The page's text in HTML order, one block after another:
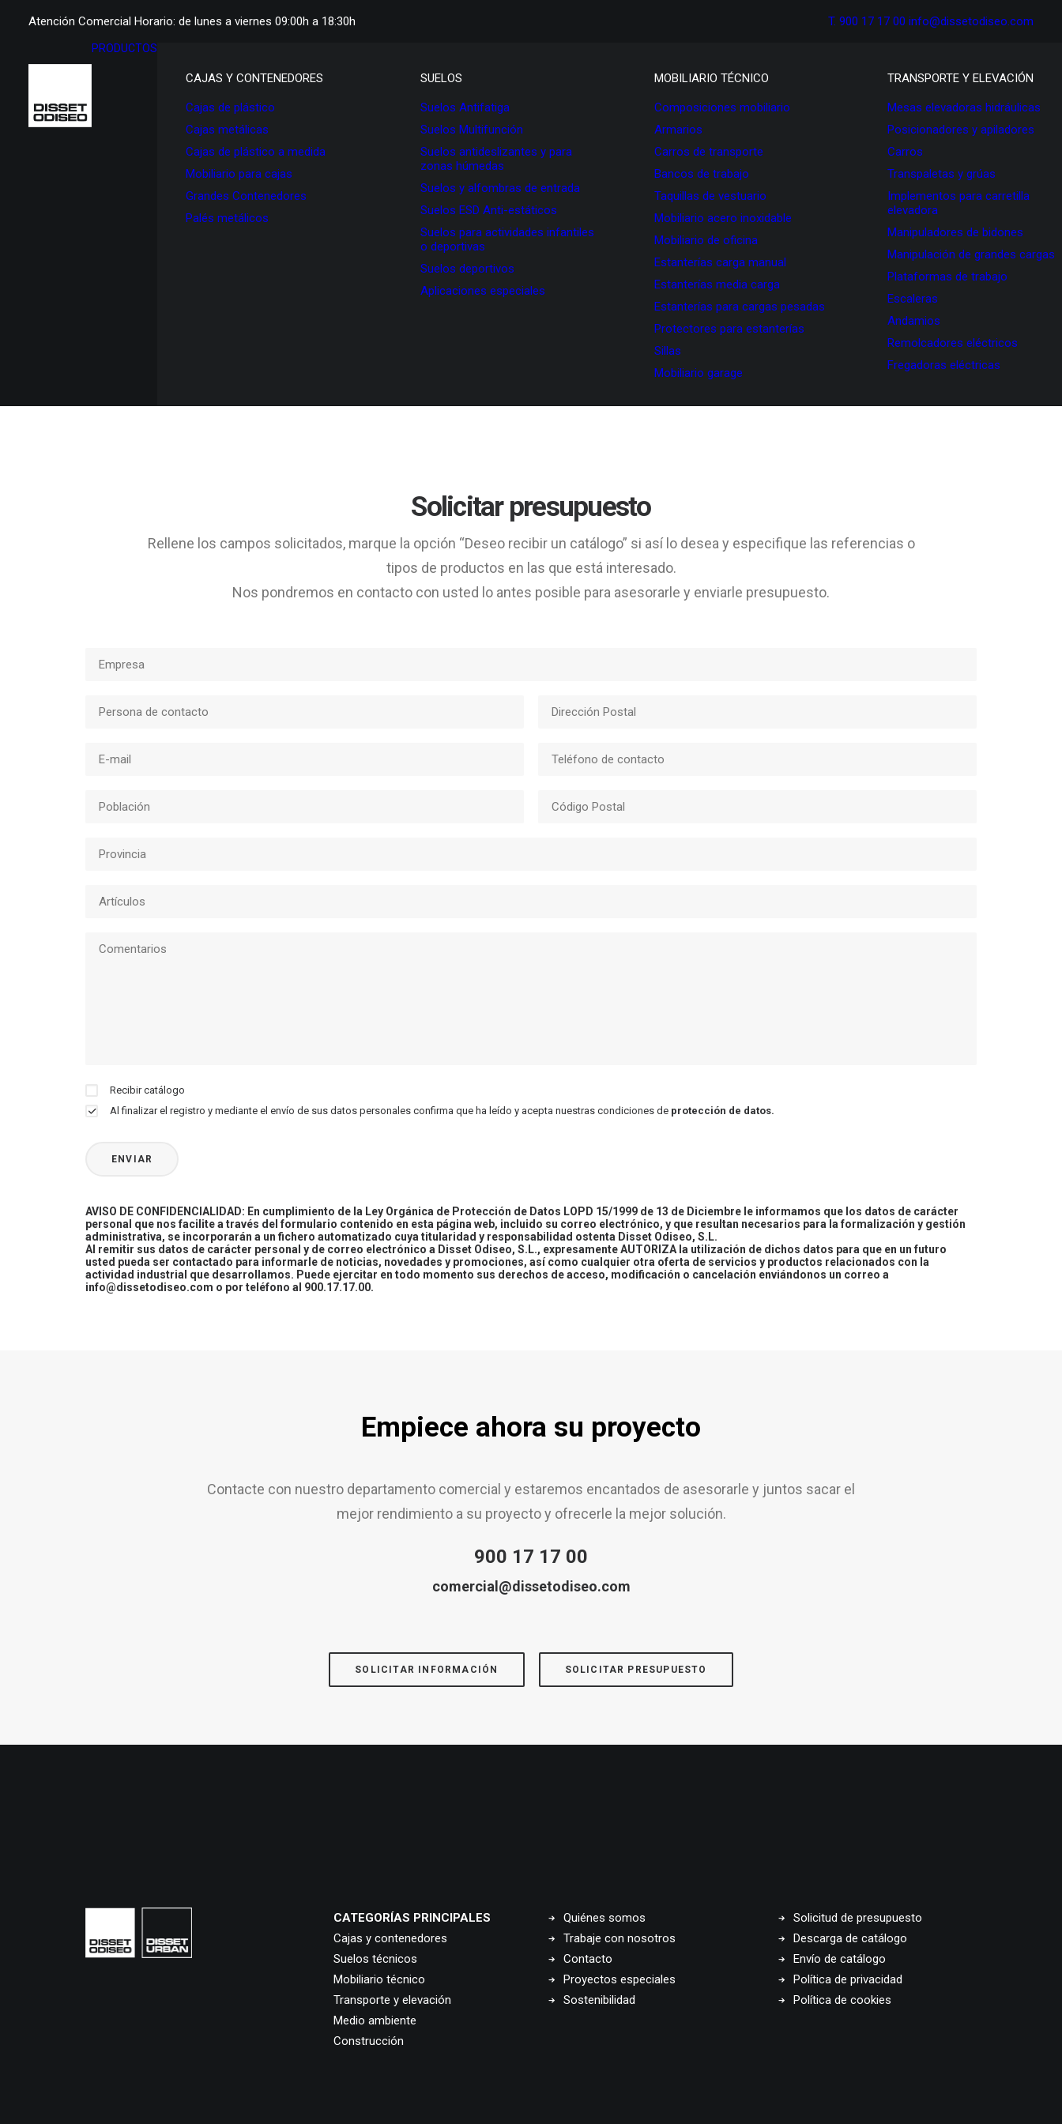
Atención Comercial Horario: de lunes a viernes 09:00h a 18:30h T. 900 17 17 00 info@dissetodiseo.com
PRODUCTOS
CAJAS Y CONTENEDORES
Cajas de plástico
Cajas metálicas
Cajas de plástico a medida
Mobiliario para cajas
Grandes Contenedores
Palés metálicos
SUELOS
Suelos Antifatiga
Suelos Multifunción
Suelos antideslizantes y para
zonas húmedas
Suelos y alfombras de entrada
Suelos ESD Anti-estáticos
Suelos para actividades infantiles
o deportivas
Suelos deportivos
Aplicaciones especiales
MOBILIARIO TÉCNICO
Composiciones mobiliario
Armarios
Carros de transporte
Bancos de trabajo
Taquillas de vestuario
Mobiliario acero inoxidable
Mobiliario de oficina
Estanterías carga manual
Estanterías media carga
Estanterías para cargas pesadas
Protectores para estanterías
Sillas
Mobiliario garage
TRANSPORTE Y ELEVACIÓN
Mesas elevadoras hidráulicas
Posicionadores y apiladores
Carros
Transpaletas y grúas
Implementos para carretilla
elevadora
Manipuladores de bidones
Manipulación de grandes cargas
Plataformas de trabajo
Escaleras
Andamios
Remolcadores eléctricos
Fregadoras eléctricas
Solicitar presupuesto
Rellene los campos solicitados, marque la opción “Deseo recibir un catálogo” si así lo desea y especifique las referencias o
tipos de productos en las que está interesado.
Nos pondremos en contacto con usted lo antes posible para asesorarle y enviarle presupuesto.
Recibir catálogo
Al finalizar el registro y mediante el envío de sus datos personales confirma que ha leído y acepta nuestras condiciones de protección de datos.
AVISO DE CONFIDENCIALIDAD: En cumplimiento de la Ley Orgánica de Protección de Datos LOPD 15/1999 de 13 de Diciembre le informamos que los datos de carácter
personal que nos facilite a través del formulario contenido en esta página web, incluido su correo electrónico, y que resultan necesarios para la formalización y gestión
administrativa, se incorporarán a un fichero automatizado cuya titularidad y responsabilidad ostenta Disset Odiseo, S.L.
Al remitir sus datos de carácter personal y de correo electrónico a Disset Odiseo, S.L., expresamente AUTORIZA la utilización de dichos datos para que en un futuro
usted pueda ser contactado para informarle de noticias, novedades y promociones, así como cualquier otra oferta de servicios y productos relacionados con la
actividad industrial que desarrollamos. Puede ejercitar en todo momento sus derechos de acceso, modificación o cancelación enviándonos un correo a
info@dissetodiseo.com o por teléfono al 900.17.17.00.
Empiece ahora su proyecto
Contacte con nuestro departamento comercial y estaremos encantados de asesorarle y juntos sacar el
mejor rendimiento a su proyecto y ofrecerle la mejor solución.
900 17 17 00
comercial@dissetodiseo.com
SOLICITAR INFORMACIÓN SOLICITAR PRESUPUESTO
CATEGORÍAS PRINCIPALES
Cajas y contenedores
Suelos técnicos
Mobiliario técnico
Transporte y elevación
Medio ambiente
Construcción
Quiénes somos
Trabaje con nosotros
Contacto
Proyectos especiales
Sostenibilidad
Solicitud de presupuesto
Descarga de catálogo
Envío de catálogo
Política de privacidad
Política de cookies